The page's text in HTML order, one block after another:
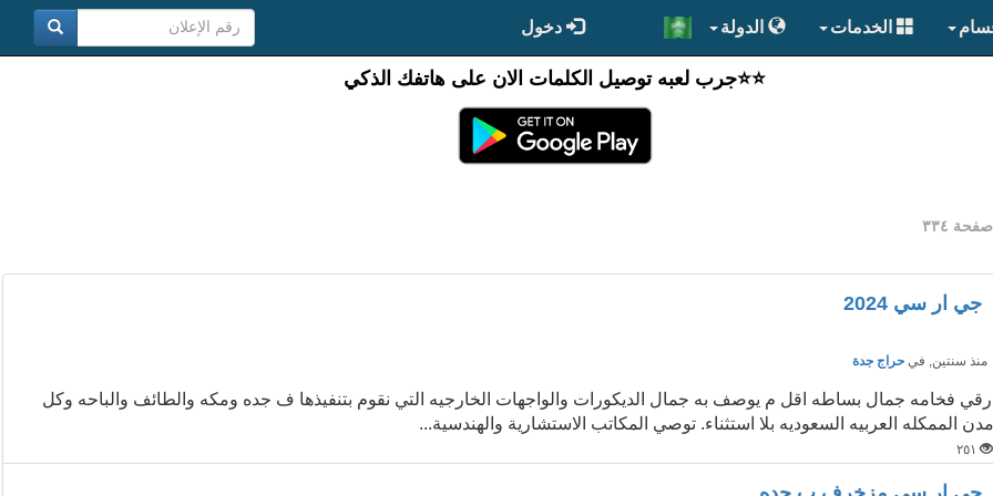
الخدمات الدولة دخول
⭐️⭐جرب لعبه توصيل الكلمات الان على هاتفك الذكي
٣٣٤
جي ار سي 2024
منذ سنتين, فيحراج جدة
رقي فخامه جمال بساطه اقل م يوصف به جمال الديكورات والواجهات الخارجيه التي نقوم بتنفيذها ف جده ومكه والطائف والباحه وكل
مدن الممكله العربيه السعوديه بلا استثناء. توصي المكاتب الاستشارية والهندسية...
٢٥١